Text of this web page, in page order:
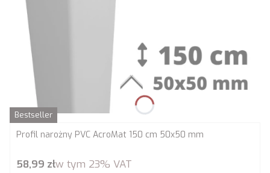
Bestseller
Profil narożny PVC AcroMat 150 cm 50x50 mm
Cena brutto
58,99 złw tym 23% VAT